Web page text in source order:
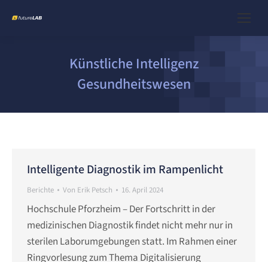
Künstliche Intelligenz
Gesundheitswesen
Intelligente Diagnostik im Rampenlicht
Berichte Von Erik Petsch 16. April 2024
Hochschule Pforzheim – Der Fortschritt in der
medizinischen Diagnostik findet nicht mehr nur in
sterilen Laborumgebungen statt. Im Rahmen einer
Ringvorlesung zum Thema Digitalisierung